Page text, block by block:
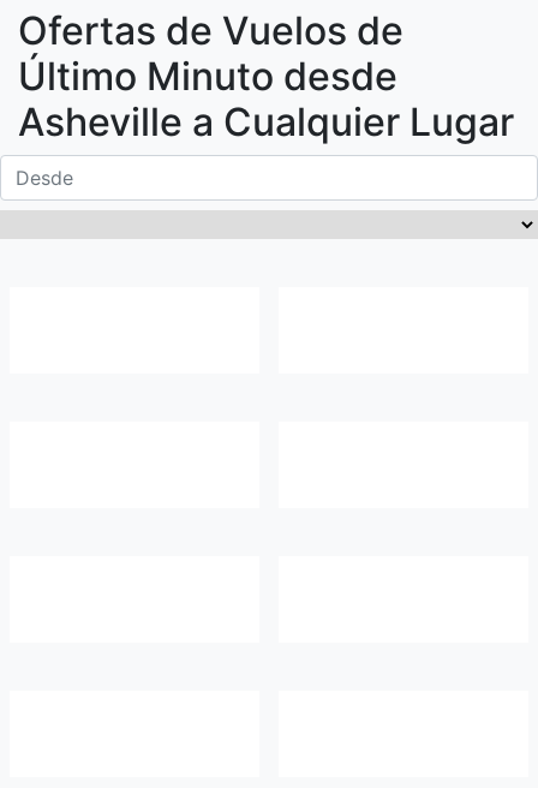
Ofertas de Vuelos de
Último Minuto desde
Asheville a Cualquier Lugar